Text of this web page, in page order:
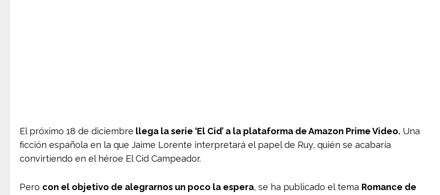
El próximo 18 de diciembre llega la serie ‘El Cid’ a la plataforma de Amazon Prime Video. Una
ficción española en la que Jaime Lorente interpretará el papel de Ruy, quién se acabaría
convirtiendo en el héroe El Cid Campeador.
Pero con el objetivo de alegrarnos un poco la espera, se ha publicado el tema Romance de